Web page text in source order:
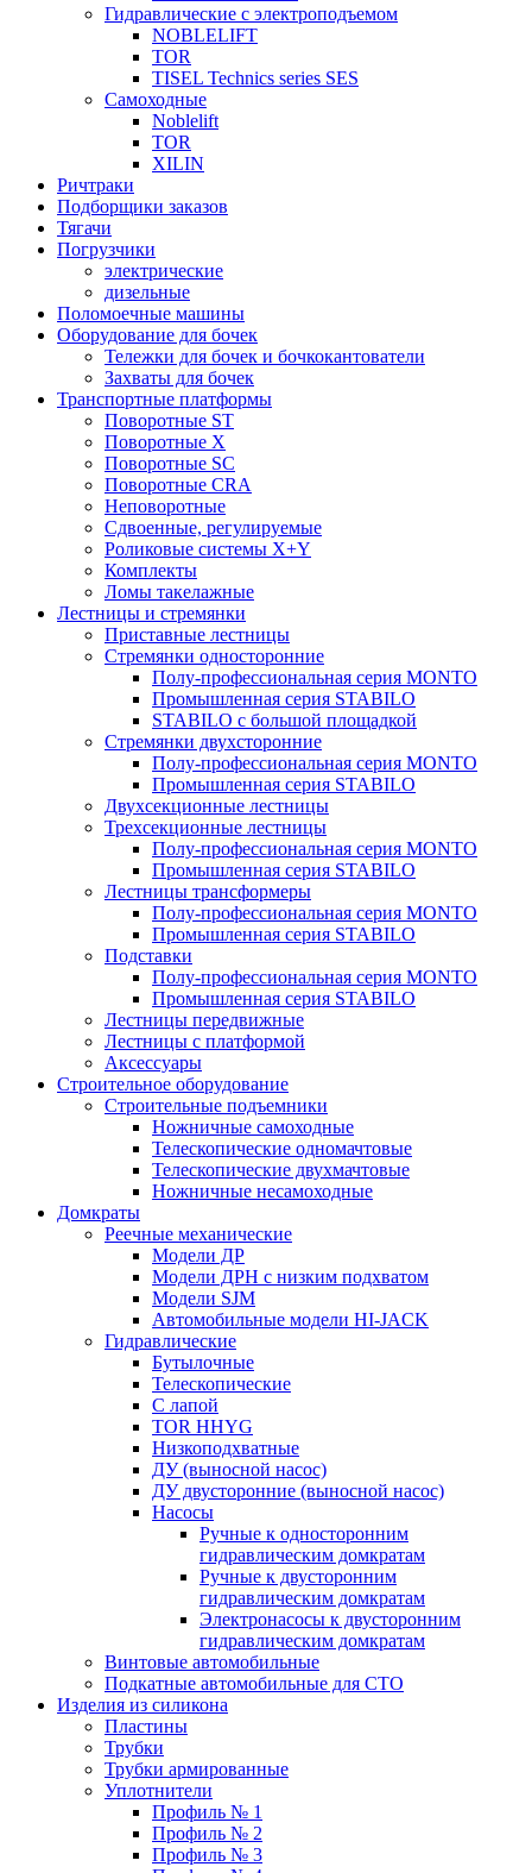
Гидравлические с электроподъемом
NOBLELIFT
TOR
TISEL Technics series SES
Самоходные
Noblelift
TOR
XILIN
Ричтраки
Подборщики заказов
Тягачи
Погрузчики
электрические
дизельные
Поломоечные машины
Оборудование для бочек
Тележки для бочек и бочкокантователи
Захваты для бочек
Транспортные платформы
Поворотные ST
Поворотные X
Поворотные SC
Поворотные CRA
Неповоротные
Сдвоенные, регулируемые
Роликовые системы X+Y
Комплекты
Ломы такелажные
Лестницы и стремянки
Приставные лестницы
Стремянки односторонние
Полу-профессиональная серия MONTO
Промышленная серия STABILO
STABILO с большой площадкой
Стремянки двухсторонние
Полу-профессиональная серия MONTO
Промышленная серия STABILO
Двухсекционные лестницы
Трехсекционные лестницы
Полу-профессиональная серия MONTO
Промышленная серия STABILO
Лестницы трансформеры
Полу-профессиональная серия MONTO
Промышленная серия STABILO
Подставки
Полу-профессиональная серия MONTO
Промышленная серия STABILO
Лестницы передвижные
Лестницы с платформой
Аксессуары
Строительное оборудование
Строительные подъемники
Ножничные самоходные
Телескопические одномачтовые
Телескопические двухмачтовые
Ножничные несамоходные
Домкраты
Реечные механические
Модели ДР
Модели ДРН с низким подхватом
Модели SJM
Автомобильные модели HI-JACK
Гидравлические
Бутылочные
Телескопические
С лапой
TOR HHYG
Низкоподхватные
ДУ (выносной насос)
ДУ двусторонние (выносной насос)
Насосы
Ручные к односторонним
гидравлическим домкратам
Ручные к двусторонним
гидравлическим домкратам
Электронасосы к двусторонним
гидравлическим домкратам
Винтовые автомобильные
Подкатные автомобильные для СТО
Изделия из силикона
Пластины
Трубки
Трубки армированные
Уплотнители
Профиль № 1
Профиль № 2
Профиль № 3